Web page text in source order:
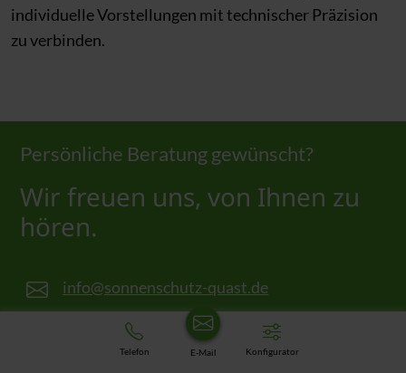
individuelle Vorstellungen mit technischer Präzision
zu verbinden.
Persönliche Beratung gewünscht?
Wir freuen uns, von Ihnen zu
hören.
info@sonnenschutz-quast.de
+49(0)6571 9559950
Telefon E-Mail Konfigurator